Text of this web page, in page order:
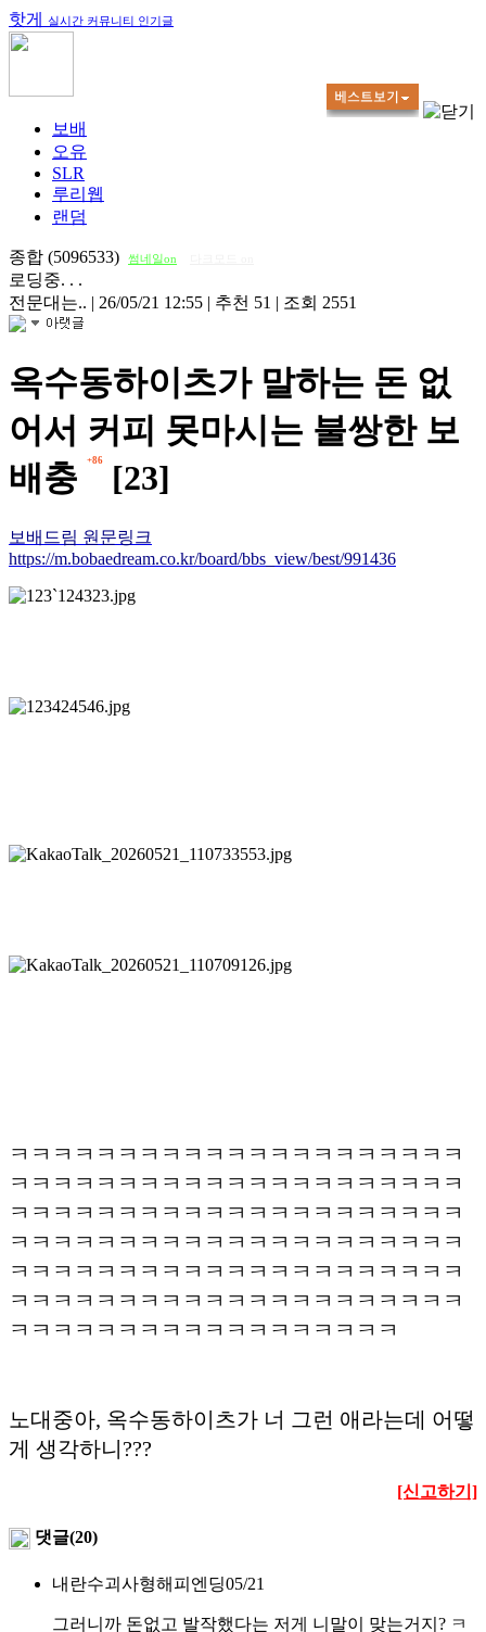
핫게 실시간 커뮤니티 인기글
보배
오유
SLR
루리웹
랜덤
종합 (5096533) 썸네일on
로딩중. . .
전문대는.. | 26/05/21 12:55 | 추천 51 | 조회 2551
옥수동하이츠가 말하는 돈 없
어서 커피 못마시는 불쌍한 보
배충
+86 [23]
보배드림 원문링크
https://m.bobaedream.co.kr/board/bbs_view/best/991436
ㅋㅋㅋㅋㅋㅋㅋㅋㅋㅋㅋㅋㅋㅋㅋㅋㅋㅋㅋㅋㅋ
ㅋㅋㅋㅋㅋㅋㅋㅋㅋㅋㅋㅋㅋㅋㅋㅋㅋㅋㅋㅋㅋ
ㅋㅋㅋㅋㅋㅋㅋㅋㅋㅋㅋㅋㅋㅋㅋㅋㅋㅋㅋㅋㅋ
ㅋㅋㅋㅋㅋㅋㅋㅋㅋㅋㅋㅋㅋㅋㅋㅋㅋㅋㅋㅋㅋ
ㅋㅋㅋㅋㅋㅋㅋㅋㅋㅋㅋㅋㅋㅋㅋㅋㅋㅋㅋㅋㅋ
ㅋㅋㅋㅋㅋㅋㅋㅋㅋㅋㅋㅋㅋㅋㅋㅋㅋㅋㅋㅋㅋ
ㅋㅋㅋㅋㅋㅋㅋㅋㅋㅋㅋㅋㅋㅋㅋㅋㅋㅋ
노대중아, 옥수동하이츠가 너 그런 애라는데 어떻
게 생각하니???
[신고하기]
댓글(20)
내란수괴사형해피엔딩05/21
그러니까 돈없고 발작했다는 저게 니말이 맞는거지? ㅋ